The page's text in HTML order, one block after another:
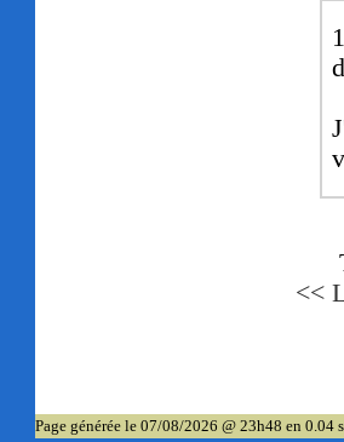
<<
Page générée le 07/08/2026 @ 23h48 en